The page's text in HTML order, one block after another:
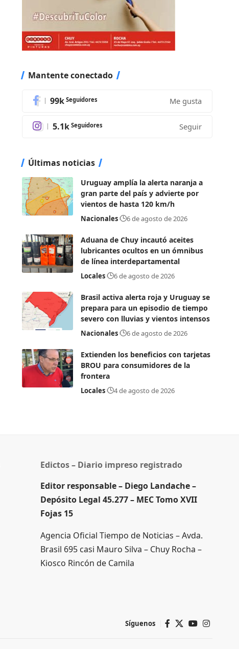
Mantente conectado
99k Seguidores Me gusta
5.1k Seguidores Seguir
Últimas noticias
Uruguay amplía la alerta naranja a
gran parte del país y advierte por
vientos de hasta 120 km/h
Nacionales 6 de agosto de 2026
Aduana de Chuy incautó aceites
lubricantes ocultos en un ómnibus
de línea interdepartamental
Locales 6 de agosto de 2026
Brasil activa alerta roja y Uruguay se
prepara para un episodio de tiempo
severo con lluvias y vientos intensos
Nacionales 6 de agosto de 2026
Extienden los beneficios con tarjetas
BROU para consumidores de la
frontera
Locales 4 de agosto de 2026
Edictos – Diario impreso registrado
Editor responsable – Diego Landache –
Depósito Legal 45.277 – MEC Tomo XVII
Fojas 15
Agencia Oficial Tiempo de Noticias – Avda.
Brasil 695 casi Mauro Silva – Chuy Rocha –
Kiosco Rincón de Camila
Síguenos